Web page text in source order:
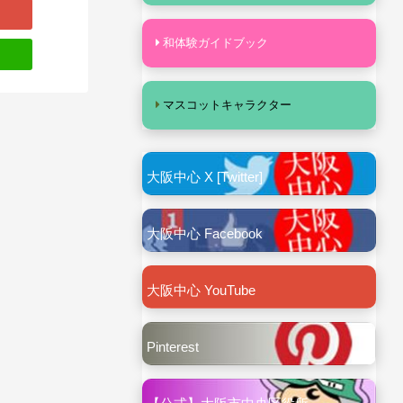
和体験ガイドブック
マスコットキャラクター
大阪中心 X [Twitter]
大阪中心 Facebook
大阪中心 YouTube
Pinterest